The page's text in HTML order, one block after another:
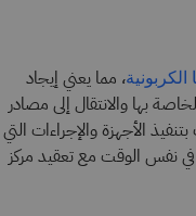
، مما يعني إيجاد
بها والانتقال إلى مصادر
الأجهزة والإجراءات التي
في نفس الوقت مع تعقيد مركز